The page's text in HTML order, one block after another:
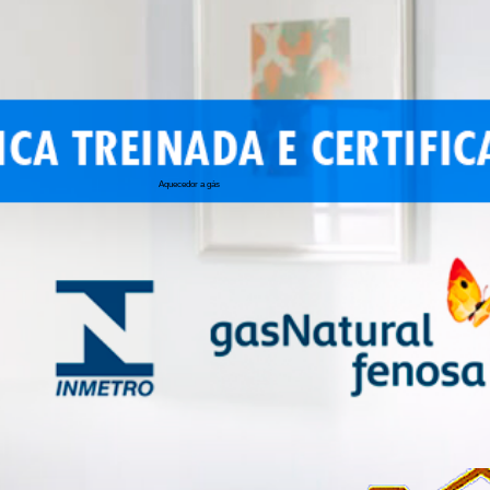
conserto de
conserto de
conserto
conserto de
conserto
conserto de
manutenção
conserto de
Aquecedor a gás